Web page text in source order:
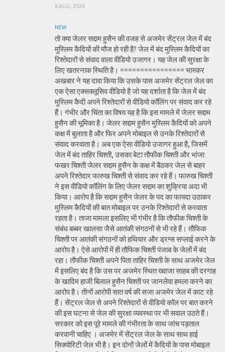
8 AUG, 2026
NEW
तो क्या जेलर सद्दाम हुसैन की वजह से अजमेर सेंट्रल जेल में बंद
मुस्लिम कैदियों की मौज हो रही है? जेल में बंद मुस्लिम कैदियों का
रिश्तेदारों से संवाद वाला वीडियो उजागर। यह जेल की सुरक्षा के
लिए खतरनाक स्थिति है। ================ भास्कर
अखबार ने यह दावा किया कि उसके पास अजमेर सेंट्रल जेल का
एक ऐसा एक्सक्लूसिव वीडियो है जो यह दर्शाता है कि जेल में बंद
मुस्लिम कैदी अपने रिश्तेदारों से वीडियो कॉलिंग पर संवाद कर रहे
हैं। गंभीर और चिंता का विषय यह है कि इस मामले में जेलर सद्दाम
हुसैन की भूमिका है। जेलर सद्दाम हुसैन मुस्लिम कैदियों को अपने
कक्ष में बुलाता है और फिर अपने मोबाइल से उनके रिश्तेदारों से
संवाद करवाता है। अब एक ऐसा वीडियो उजागर हुआ है, जिसमें
जेल में बंद ताहिर चिश्ती, उसका बेटा तौफीक चिश्ती और भांजा
फखर चिश्ती जेलर सद्दाम हुसैन के कक्ष में बैठकर जेल से बाहर
अपने रिश्तेदार फारुख चिश्ती से संवाद कर रहे हैं। फारुख चिश्ती
ने इस वीडियो कॉलिंग के लिए जेलर सद्दाम का शुक्रिया अदा भी
किया। आरोप है कि सद्दाम हुसैन जेलर के पद का फायदा उठाकर
मुस्लिम कैदियों की बात मोबाइल पर उनके रिश्तेदारों से करवाता
रहता है। ताजा मामला इसलिए भी गंभीर है कि तौफीक चिश्ती के
संबंध बब्बर खालसा जैसे आतंकी संगठनों से भी रहे हैं। तौफिक
चिश्ती पर आतंकी संगठनों को हथियार और ड्रग्स सप्लाई करने के
आरोप है। ऐसे आरोपों में ही तौफिक चिश्ती पंजाब के जेलों में बंद
रहा। तौफीक चिश्ती अपने पिता ताहिर चिश्ती के साथ अजमेर जेल
में इसलिए बंद है कि उस पर अजमेर स्थित ख्वाजा साहब की दरगाह
के खादिम हाजी बिलाल हुसैन चिश्ती पर जानलेवा हमला करने का
आरोप है। तीनों आरोपी सात वर्ष की सजा अजमेर जेल में काट रहे
हैं। सेंट्रल जेल से अपने रिश्तेदारों से वीडियो कॉल पर बात करने
की इस घटना से जेल की सुरक्षा व्यवस्था पर भी सवाल उठते हैं।
सरकार को इस पूरे मामले की गंभीरता के साथ जांच पड़ताल
करवानी चाहिए । अजमेर में सेंट्रल जेल के साथ साथ हाई
सिक्योरिटी जेल भी है। इन दोनों जेलों में कैदियों के पास मोबाइल